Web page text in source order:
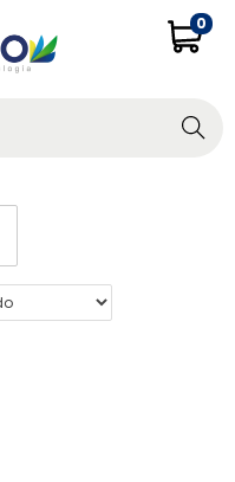
0
Buscar